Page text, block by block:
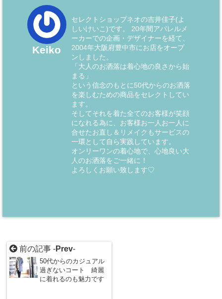
Keiko
セレクトショップネオの吉井佳子(よ
しいけいこ)です。 20年間アパレルメ
ーカーでの企画・デザイナーを経て、
2004年大阪府豊中市にお店をオープ
ンしました。
「大人のお洒落は着心地の良さから始
まる」
という信念のもとに50代からのお洒落
を楽しむための商品をセレクトしてい
ます。
そしてそれを着た全てのお客様が笑顔
になれる為に、お客様お一人お一人に
合せたお直し＆リメイクもサービスの
一環として自ら実践しています。
オンリーワンの着心地で、心地良い大
人のお洒落をご一緒に！
よろしくお願い致します♡
前の記事 -Prev-
50代からのカジュアル
過ぎないコート 綺麗
に着れるのも魅力です